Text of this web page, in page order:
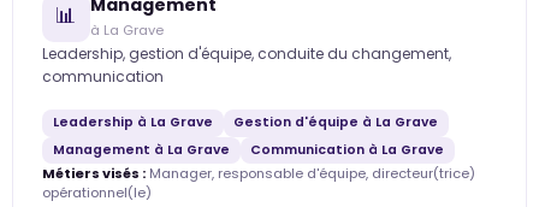
📊 Management
à La Grave
Leadership, gestion d'équipe, conduite du changement,
communication
Leadership à La Grave
Gestion d'équipe à La Grave
Management à La Grave
Communication à La Grave
Métiers visés : Manager, responsable d'équipe, directeur(trice)
opérationnel(le)